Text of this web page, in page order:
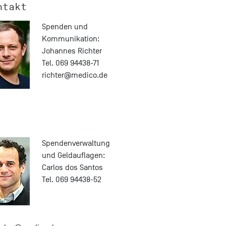
Spenden und
Kommunikation:
Johannes Richter
Tel. 069 94438-71
richter@medico.de
Spendenverwaltung
und Geldauflagen:
Carlos dos Santos
Tel. 069 94438-52